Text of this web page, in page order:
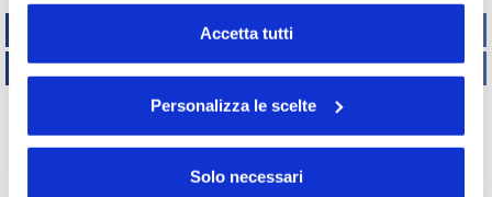
o profilazione viene utilizzato. Cliccando su
“Personalizza le scelte” è possibile esprimere la propria
volontà in relazione a ciascuna categoria di cookie del
Accetta tutti
Personalizza le scelte
Solo necessari
TECNICO REGOLATORIO
ATTIVITÀ INTERNAZIONALI
CopyrightUNISERVICE2015 - 2019
Via Accademia, 33 – 20131 Milano – C.F. 05901970151
Privacy Policy | Cookie Policy |